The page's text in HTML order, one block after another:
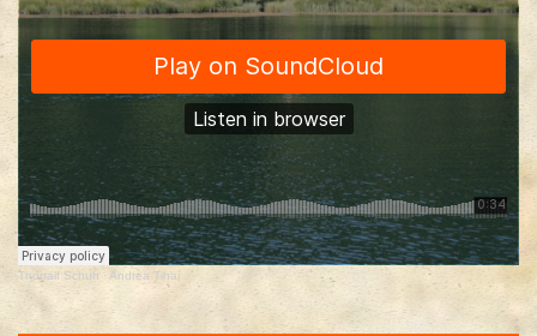
Thorralf Schuh · Andrea Tihai